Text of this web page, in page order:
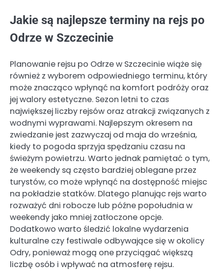
Jakie są najlepsze terminy na rejs po
Odrze w Szczecinie
Planowanie rejsu po Odrze w Szczecinie wiąże się
również z wyborem odpowiedniego terminu, który
może znacząco wpłynąć na komfort podróży oraz
jej walory estetyczne. Sezon letni to czas
największej liczby rejsów oraz atrakcji związanych z
wodnymi wyprawami. Najlepszym okresem na
zwiedzanie jest zazwyczaj od maja do września,
kiedy to pogoda sprzyja spędzaniu czasu na
świeżym powietrzu. Warto jednak pamiętać o tym,
że weekendy są często bardziej oblegane przez
turystów, co może wpłynąć na dostępność miejsc
na pokładzie statków. Dlatego planując rejs warto
rozważyć dni robocze lub późne popołudnia w
weekendy jako mniej zatłoczone opcje.
Dodatkowo warto śledzić lokalne wydarzenia
kulturalne czy festiwale odbywające się w okolicy
Odry, ponieważ mogą one przyciągać większą
liczbę osób i wpływać na atmosferę rejsu.